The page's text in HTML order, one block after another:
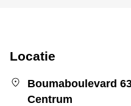
Locatie
Boumaboulevard
Centrum